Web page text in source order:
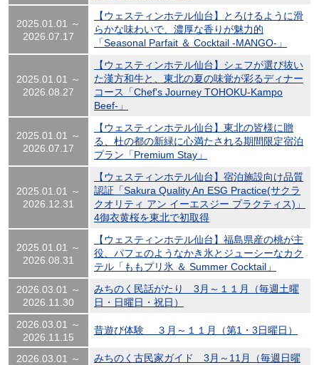
2025.01.01 ～
2026.07.17
【ウェスティンホテル仙台】とろけるように滑
らかな味わいで、濃厚な香りが魅力的
「Seasonal Parfait ＆ Cocktail -MANGO-」
2025.01.01 ～
2026.08.27
【ウェスティンホテル仙台】シェフが選び抜い
た漢方和牛と、東北の夏の味覚が彩るディナー
コース「Chef's Journey TOHOKU-Kampo
Beef-」
2025.01.01 ～
2026.07.17
【ウェスティンホテル仙台】東北の皆様に贈
る、杜の都の新緑に心満たされる期間限定宿泊
プラン「Premium Stay」
2025.01.01 ～
2026.12.31
【ウェスティンホテル仙台】宿泊施設向け品質
認証「Sakura Quality An ESG Practice(サクラ
クオリティ アン イーエスジー プラクティス)」
4御衣黄桜を東北で初取得
2025.01.01 ～
2026.08.31
【ウェスティンホテル仙台】福島県産の桃が主
役、パフェのようなかき氷とジューシーなカク
テル「ももプリ氷 ＆ Summer Cocktail」
2026.03.01 ～
2026.11.30
みちのく民話がたり 3月～１１月（毎週土曜
日・日曜日・祝日）
2026.03.01 ～
2026.11.15
昔遊び体験 ３月～１１月（第1・3日曜日）
2026.03.01 ～
みちのく古民家ガイド 3月～11月（毎週日曜